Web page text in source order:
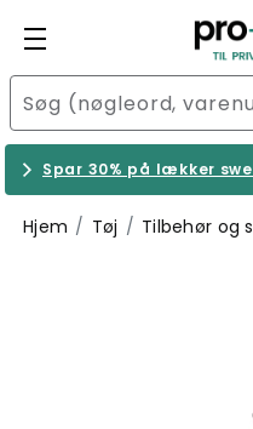
Spar 30% på lækker
Hjem Tøj Tilbehør og